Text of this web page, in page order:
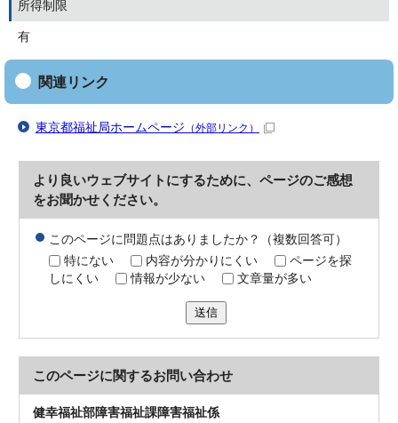
所得制限
有
関連リンク
東京都福祉局ホームページ （外部リンク）
より良いウェブサイトにするために、ページのご感想
をお聞かせください。
このページに問題点はありましたか？（複数回答可）
特にない
内容が分かりにくい
ページを探
しにくい
情報が少ない 文章量が多い
送信
このページに関するお問い合わせ
健幸福祉部障害福祉課障害福祉係